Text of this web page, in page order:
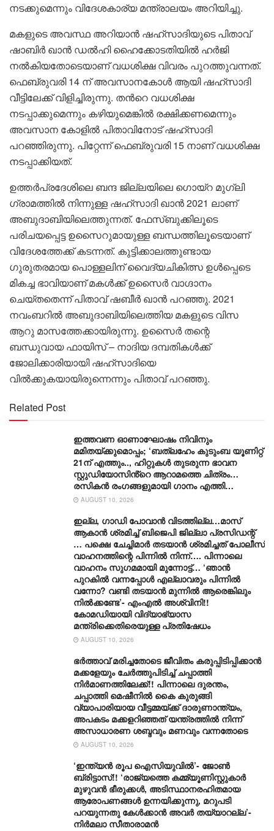
നടക്കുമെന്നും വിദേശകാര്യ മന്ത്രാലയം അറിയിച്ചു.
മകളുടെ അവസ്ഥ അറിയാൻ ഷഹ്സാദിയുടെ പിതാവ്
ഷാബിര്‍ ഖാന്‍ ഡല്‍ഹി ഹൈക്കോടതിയില്‍ ഹര്‍ജി
നല്‍കിയതോടെയാണ് വധശിക്ഷ വിവരം പുറത്തുവന്നത്.
ഫെബ്രുവരി 14 ന് അവസാനകോള്‍ ആയി ഷഹ്സാദി
വീട്ടിലേക്ക് വിളിച്ചിരുന്നു. തന്‍റെ വധശിക്ഷ
നടപ്പാക്കുമെന്നും കഴിയുമെങ്കില്‍ രക്ഷിക്കണമെന്നും
അവസാന കോളില്‍ പിതാവിനോട് ഷഹ്സാദി
പറഞ്ഞിരുന്നു. പിറ്റേന്ന് ഫെബ്രുവരി 15 നാണ് വധശിക്ഷ
നടപ്പാക്കിയത്.
ഉത്തർപ്രദേശിലെ ബന്ദ ജില്ലയിലെ ഗൊയ്‌റ മുഗ്ലി
ഗ്രാമത്തിൽ നിന്നുള്ള ഷഹ്സാദി ഖാന്‍ 2021 ലാണ്
അബുദാബിയിലെത്തുന്നത്. ഫേസ്ബുക്കിലൂടെ
പരിചയപ്പെട്ട ഉസൈറുമായുള്ള ബന്ധത്തിലൂടെയാണ്
വിദേശത്തേക്ക് കടന്നത്. കുട്ടിക്കാലത്തുണ്ടായ
ഗുരുതരമായ പൊള്ളലിന് വൈദ്യചികിത്സ ഉൾപ്പെടെ
മികച്ച ഭാവിയാണ് മകള്‍ക്ക് ഉസൈര്‍ വാഗ്ദാനം
ചെയ്തതെന്ന് പിതാവ് ഷബീർ ഖാൻ പറഞ്ഞു. 2021
നവംബറില്‍ അബുദാബിയിലെത്തിയ മകളുടെ വിസ
ആറു മാസത്തേക്കായിരുന്നു. ഉസൈര്‍ തന്റെ
ബന്ധുവായ ഫായിസ് – നാദിയ ദമ്പതികള്‍ക്ക്
ജോലിക്കാരിയായി ഷഹ്സാദിയെ
വില്‍ക്കുകയായിരുന്നെന്നും പിതാവ് പറഞ്ഞു.
Related Post
ഇത്തവണ ഓണാഘോഷം നിവിനും
മമിതയ്ക്കുമൊപ്പം; ‘ബത്‍ലഹേം കുടുംബ യൂണിറ്റ്
21ന് എത്തും.., ഹിറ്റുകൾ തുടരുന്ന ഭാവന
സ്റ്റുഡിയോസിൻ്റെ ആറാമത്തെ ചിത്രം…
രസികൻ രംഗങ്ങളുമായി ഗാനം എത്തി…
AUGUST 10, 2026
ഇല്ല, ​ഗാഡി പോവാൻ വിടത്തില്ല…മാസ്
ആകാൻ ശ്രമിച്ച് ബിജെപി ജില്ലാ പ്രസിഡന്റ്
… പക്ഷെ ചേച്ചിമാർ തടയാൻ ശ്രമിച്ചത് പോലീസ്
വാഹനത്തിന്റെ പിന്നിൽ നിന്ന്…. പിന്നാലെ
വാഹനം സു​ഗമമായി മുന്നോട്ട്… ‘ഞാൻ
പുറകിൽ വന്നപ്പോൾ എല്ലാവരും പിന്നിൽ
വന്നോ? വണ്ടി തടയാൻ മുന്നിൽ ആരെങ്കിലും
നിൽക്കണ്ടേ’- എംഎൽ അശ്വിനി!!
കോമഡിയായി വിദ്യാഭ്യാസ
മന്ത്രിക്കെതിരെയുള്ള പ്രതിഷേധം
AUGUST 10, 2026
ഭർത്താവ് മരിച്ചതോടെ ജീവിതം കരുപ്പിടിപ്പിക്കാൻ
മക്കളേയും ചേർത്തുപിടിച്ച് ചപ്പാത്തി
നിർമാണത്തിലേക്ക്!! പിന്നാലെ ദുരന്തം,
ചപ്പാത്തി മെഷീനിൽ കൈ കുരുങ്ങി
വ്യാപാരിയായ വീട്ടമ്മയ്ക്ക് ദാരുണാന്ത്യം,
അപകടം മക്കളറിഞ്ഞത് യന്ത്രത്തിൽ നിന്ന്
അസാധാരണ ശബ്ദവും മണവും വന്നതോടെ
AUGUST 10, 2026
‘ഇന്ത്യൻ രൂപ ഐസിയുവിൽ’- ജോൺ
ബ്രിട്ടാസ്!! ‘രാജ്യത്തെ കമ്മ്യൂണിസ്റ്റുകാർ
മുഴുവൻ ഭീരുക്കൾ, അടിസ്ഥാനരഹിതമായ
ആരോപണങ്ങൾ ഉന്നയിക്കുന്നു, മറുപടി
പറയുന്നതു കേൾക്കാൻ അവർ തയ്യാറല്ല’-
നിർമലാ സീതാരാമൻ